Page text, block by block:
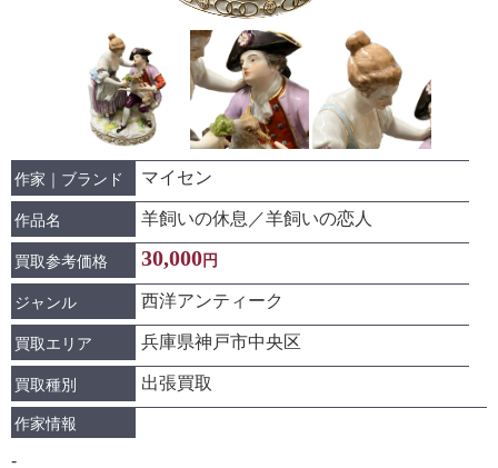
作家｜ブランド マイセン
作品名 羊飼いの休息／羊飼いの恋人
買取参考価格 30,000円
ジャンル 西洋アンティーク
買取エリア 兵庫県神戸市中央区
買取種別 出張買取
作家情報
-